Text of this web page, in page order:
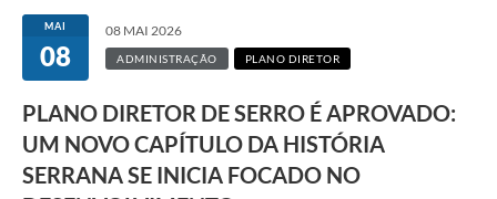
Processo Seletivo/Concurso Público
Taxas de Inscrição/Guia de Arrecadação / Tributos
Online
Plano Diretor Participativo de Serro/MG
LDO
MAI
08
08 MAI 2026
ADMINISTRAÇÃO PLANO DIRETOR
PLANO DIRETOR DE SERRO É APROVADO:
UM NOVO CAPÍTULO DA HISTÓRIA
SERRANA SE INICIA FOCADO NO